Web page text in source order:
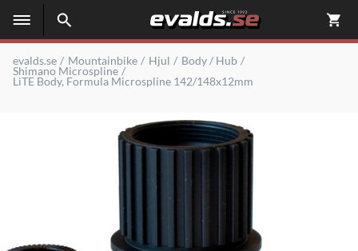
evalds.se Mountainbike Hjul
Body / Hub
Shimano Microspline
LiTE Body, Formula Microspline 142/148x12mm